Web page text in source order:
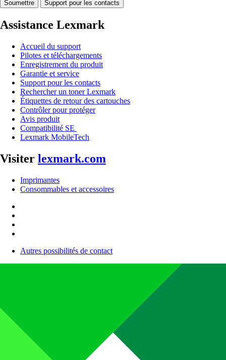
Soumettre Support pour les contacts
Assistance Lexmark
Accueil du support
Pilotes et téléchargements
Enregistrement du produit
Garantie et service
Support pour les contacts
Rechercher un toner Lexmark
Étiquettes de retour des cartouches
Contrôler pour protéger
Avis produit
Compatibilité SE
Lexmark MobileTech
Visiter lexmark.com
Imprimantes
Consommables et accessoires
Autres possibilités de contact